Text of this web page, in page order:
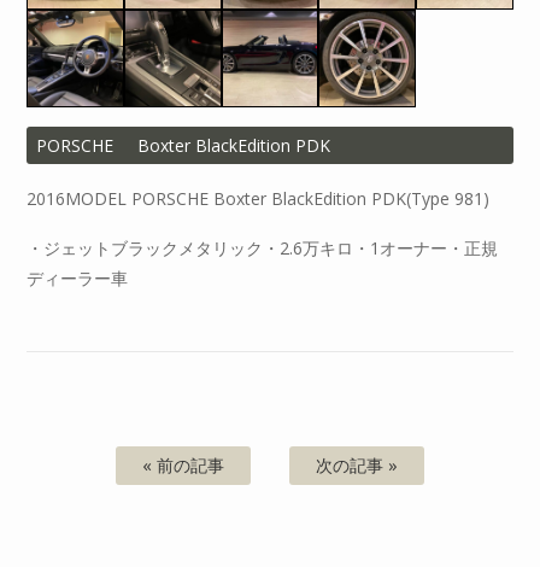
PORSCHE Boxter BlackEdition PDK
2016MODEL PORSCHE Boxter BlackEdition PDK(Type 981)
・ジェットブラックメタリック・2.6万キロ・1オーナー・正規
ディーラー車
« 前の記事 次の記事 »